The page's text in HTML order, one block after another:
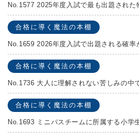
No.1577 2025年度入試で最も出題された
合格に導く魔法の本棚
合格に導く魔法の本棚
合格に導く魔法の本棚